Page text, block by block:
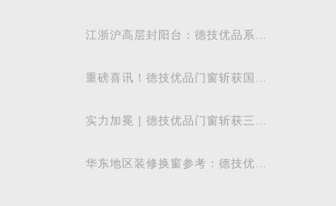
江浙沪高层封阳台：德技优品系统
重磅喜讯！德技优品门窗斩获国际
实力加冕 | 德技优品门窗斩获三项
质量发展
华东地区装修换窗参考：德技优品